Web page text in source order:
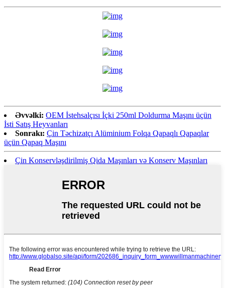
Əvvəlki: OEM İstehsalçısı İçki 250ml Doldurma Maşını üçün
İsti Satış Heyvanları
Sonrakı: Çin Təchizatçı Alüminium Folqa Qapaqlı Qapaqlar
üçün Qapaq Maşını
Çin Konservləşdirilmiş Qida Maşınları və Konserv Maşınları